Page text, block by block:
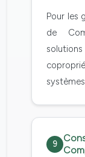
Pour les
de
9